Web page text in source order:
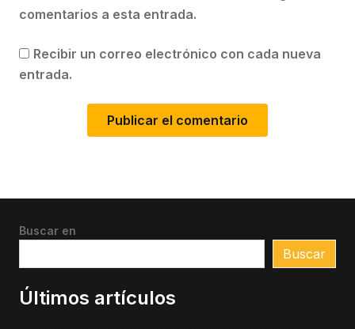
comentarios a esta entrada.
Recibir un correo electrónico con cada nueva
entrada.
Buscar en
Buscar
Últimos artículos